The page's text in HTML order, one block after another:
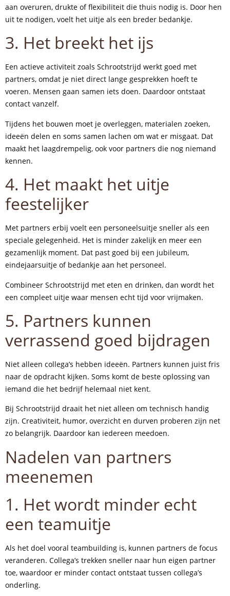
aan overuren, drukte of flexibiliteit die thuis nodig is. Door hen
uit te nodigen, voelt het uitje als een breder bedankje.
3. Het breekt het ijs
Een actieve activiteit zoals Schrootstrijd werkt goed met
partners, omdat je niet direct lange gesprekken hoeft te
voeren. Mensen gaan samen iets doen. Daardoor ontstaat
contact vanzelf.
Tijdens het bouwen moet je overleggen, materialen zoeken,
ideeën delen en soms samen lachen om wat er misgaat. Dat
maakt het laagdrempelig, ook voor partners die nog niemand
kennen.
4. Het maakt het uitje
feestelijker
Met partners erbij voelt een personeelsuitje sneller als een
speciale gelegenheid. Het is minder zakelijk en meer een
gezamenlijk moment. Dat past goed bij een jubileum,
eindejaarsuitje of bedankje aan het personeel.
Combineer Schrootstrijd met eten en drinken, dan wordt het
een compleet uitje waar mensen echt tijd voor vrijmaken.
5. Partners kunnen
verrassend goed bijdragen
Niet alleen collega’s hebben ideeën. Partners kunnen juist fris
naar de opdracht kijken. Soms komt de beste oplossing van
iemand die het bedrijf helemaal niet kent.
Bij Schrootstrijd draait het niet alleen om technisch handig
zijn. Creativiteit, humor, overzicht en durven proberen zijn net
zo belangrijk. Daardoor kan iedereen meedoen.
Nadelen van partners
meenemen
1. Het wordt minder echt
een teamuitje
Als het doel vooral teambuilding is, kunnen partners de focus
veranderen. Collega’s trekken sneller naar hun eigen partner
toe, waardoor er minder contact ontstaat tussen collega’s
onderling.